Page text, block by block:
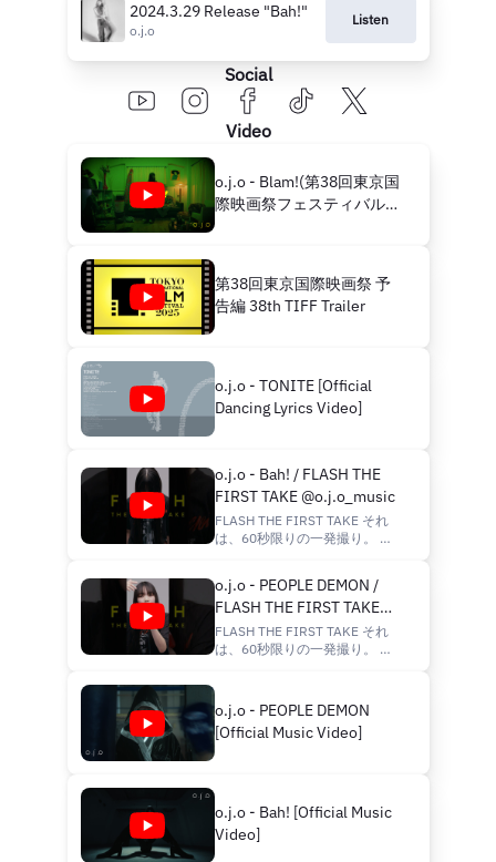
2024.3.29 Release "Bah!"
o.j.o
Listen
Social
Video
o.j.o - Blam!(第38回東京国
際映画祭フェスティバルソ
ング) [Official Music Video]
第38回東京国際映画祭 予
告編 38th TIFF Trailer
o.j.o - TONITE [Official
Dancing Lyrics Video]
o.j.o - Bah! / FLASH THE
FIRST TAKE @o.j.o_music
FLASH THE FIRST TAKE それ
は、60秒限りの一発撮り。 こ
にしかない60秒を。 FLASH
THE FIRST TAKE One shot. 60
seconds. The artists have one
minute to flash their raw talent.
#THEFIRSTTAKE #FLAS...
o.j.o - PEOPLE DEMON /
FLASH THE FIRST TAKE
@o.j.o_music
FLASH THE FIRST TAKE それ
は、60秒限りの一発撮り。 こ
にしかない60秒を。 FLASH
THE FIRST TAKE One shot. 60
seconds. The artists have one
minute to flash their raw talent.
unforgettable. #FLASH
#THEFIRSTTAKE #FLAS...
o.j.o - PEOPLE DEMON
[Official Music Video]
o.j.o - Bah! [Official Music
Video]